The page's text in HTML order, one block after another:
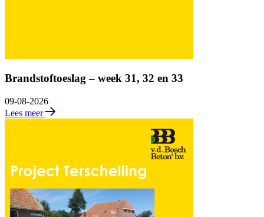
Brandstoftoeslag – week 31, 32 en 33
09-08-2026
Lees meer